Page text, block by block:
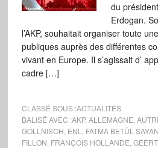
du
Erdogan.
l’AKP, souhaitait organiser toute
publiques auprès des différentes
vivant en Europe. Il s’agissait d’
cadre […]
CLASSÉ SOUS :ACTUALITÉS
BALISÉ AVEC :AKP, ALLEMAGNE
GOLLNISCH ENL FATMA BETÜL
FILLON FRANÇOIS HOLLANDE